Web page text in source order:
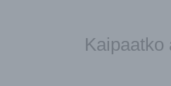
Kaipaatko